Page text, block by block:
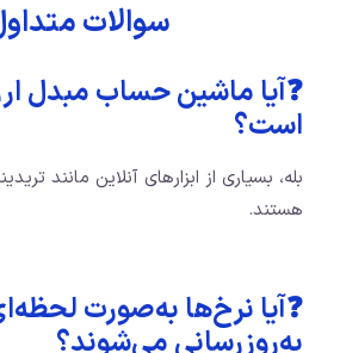
سوالات
❓آیا ماشین حساب مبدل
است؟
بله، بسیاری از ابزارهای آنلاین مانند
هستند.
❓آیا نرخ‌ها به‌صورت
به‌روزرسانی می‌شوند؟